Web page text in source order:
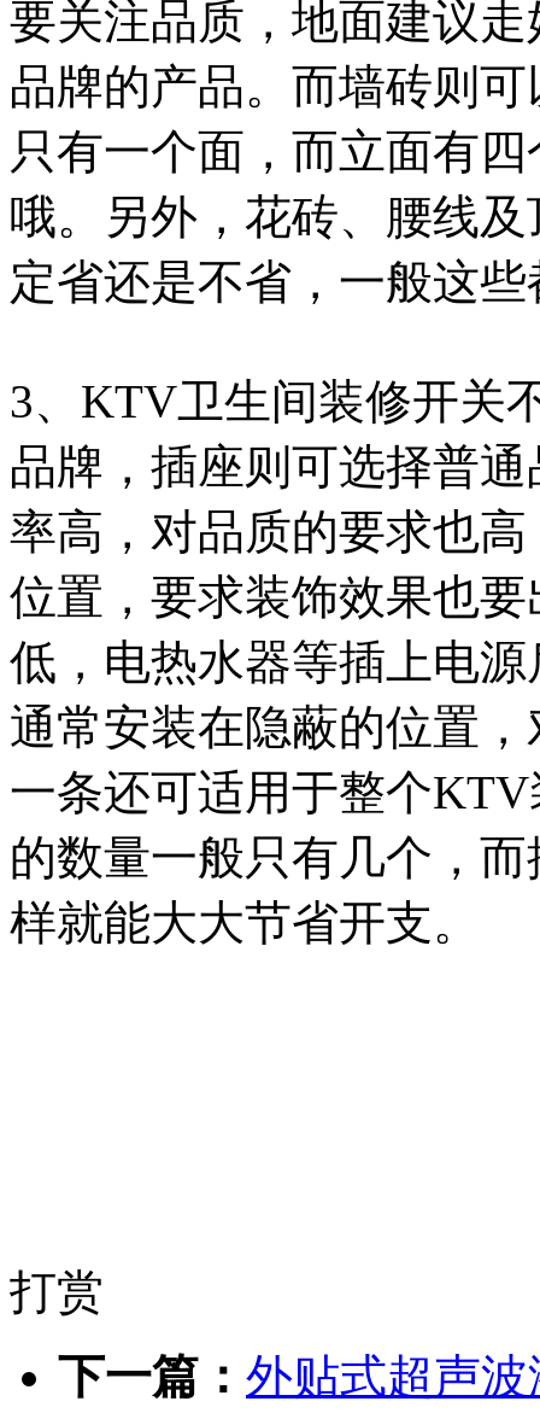
要关注品质，地面建议走
品牌的产品。而墙砖则
只有一个面，而立面有
哦。另外，花砖、腰线
定省还是不省，一般这
3、KTV卫生间装修开关
品牌，插座则可选择普
率高，对品质的要求也
位置，要求装饰效果也
低，电热水器等插上电
通常安装在隐蔽的位置
一条还可适用于整个
的数量一般只有几个，
样就能大大节省开支。
打赏
下一篇： 外贴式超声